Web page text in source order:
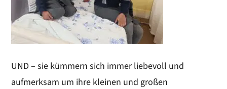
UND – sie kümmern sich immer liebevoll und
aufmerksam um ihre kleinen und großen